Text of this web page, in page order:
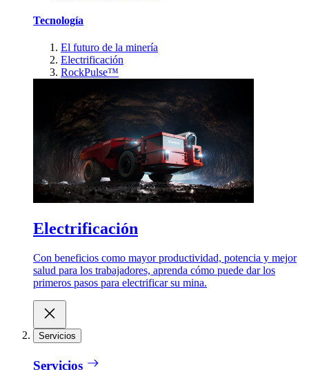
Tecnología
El futuro de la minería
Electrificación
RockPulse™
Electrificación
Con beneficios como mayor productividad, potencia y mejor
salud para los trabajadores, aprenda cómo puede dar los
primeros pasos para electrificar su mina.
Servicios
Servicios